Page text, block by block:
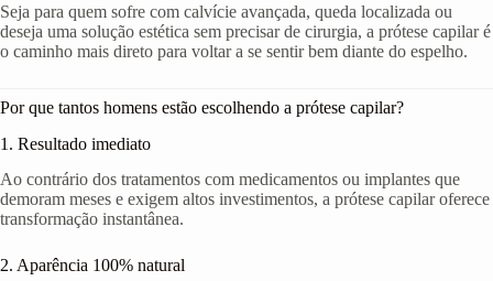
Seja para quem sofre com calvície avançada, queda localizada ou
deseja uma solução estética sem precisar de cirurgia, a prótese capilar é
o caminho mais direto para voltar a se sentir bem diante do espelho.
Por que tantos homens estão escolhendo a prótese capilar?
1. Resultado imediato
Ao contrário dos tratamentos com medicamentos ou implantes que
demoram meses e exigem altos investimentos, a prótese capilar oferece
transformação instantânea.
2. Aparência 100% natural